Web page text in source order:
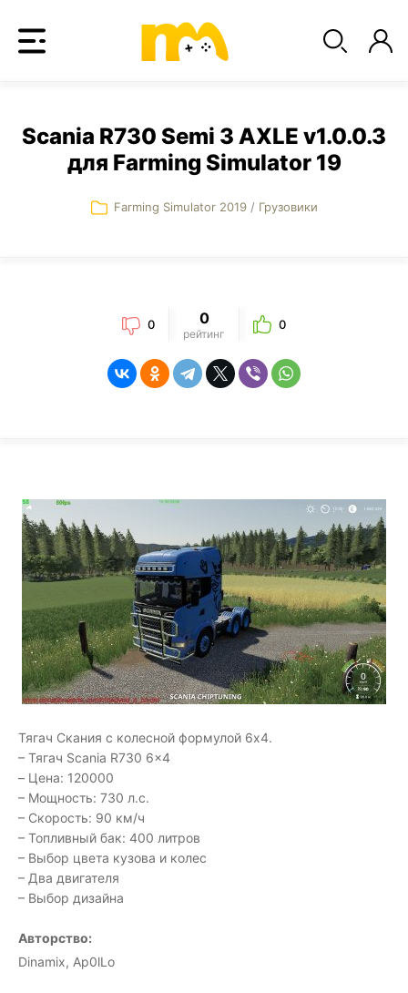
Scania R730 Semi 3 AXLE v1.0.0.3
для Farming Simulator 19
Farming Simulator 2019 / Грузовики
0 0
рейтинг
0
Тягач Скания с колесной формулой 6х4.
– Тягач Scania R730 6x4
– Цена: 120000
– Мощность: 730 л.с.
– Скорость: 90 км/ч
– Топливный бак: 400 литров
– Выбор цвета кузова и колес
– Два двигателя
– Выбор дизайна
Авторство:
Dinamix, Ap0lLo